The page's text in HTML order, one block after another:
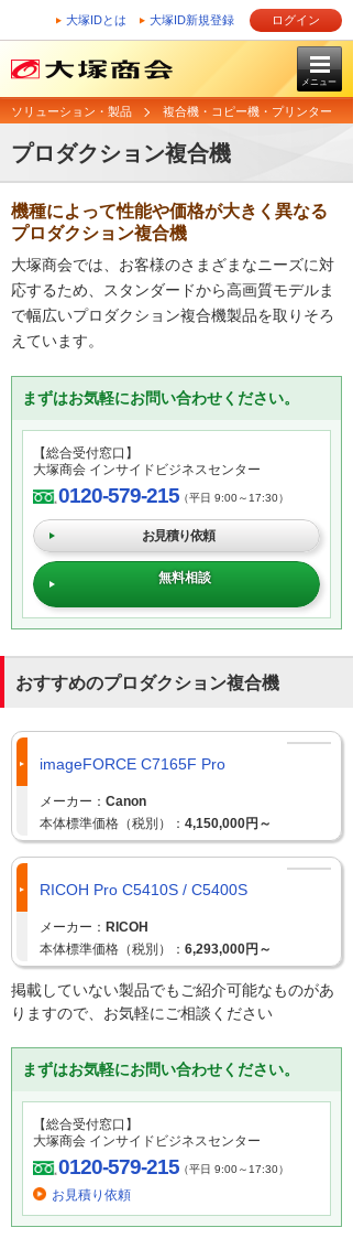
大塚IDとは 大塚ID新規登録 ログイン
メニュー
ソリューション・製品 複合機・コピー機・プリンター
プロダクション複合機
機種によって性能や価格が大きく異なる
プロダクション複合機
大塚商会では、お客様のさまざまなニーズに対
応するため、スタンダードから高画質モデルま
で幅広いプロダクション複合機製品を取りそろ
えています。
まずはお気軽にお問い合わせください。
【総合受付窓口】
大塚商会 インサイドビジネスセンター
0120-579-215（平日 9:00～17:30）
お見積り依頼
無料相談
おすすめのプロダクション複合機
imageFORCE C7165F Pro
メーカー： Canon
本体標準価格（税別）： 4,150,000円～
RICOH Pro C5410S / C5400S
メーカー： RICOH
本体標準価格（税別）： 6,293,000円～
掲載していない製品でもご紹介可能なものがあ
りますので、お気軽にご相談ください
まずはお気軽にお問い合わせください。
【総合受付窓口】
大塚商会 インサイドビジネスセンター
0120-579-215（平日 9:00～17:30）
お見積り依頼